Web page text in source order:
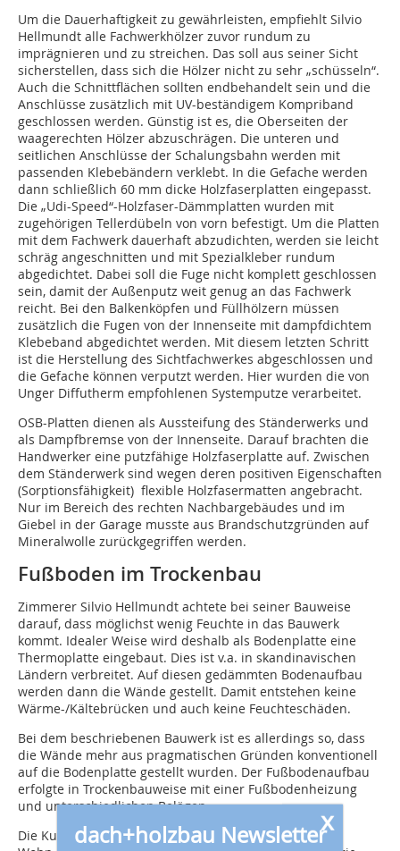
Um die Dauerhaftigkeit zu gewährleisten, empfiehlt Silvio
Hellmundt alle Fachwerkhölzer zuvor rundum zu
imprägnieren und zu streichen. Das soll aus seiner Sicht
sicherstellen, dass sich die Hölzer nicht zu sehr „schüsseln“.
Auch die Schnittflächen sollten endbehandelt sein und die
Anschlüsse zusätzlich mit UV-beständigem Kompriband
geschlossen werden. Günstig ist es, die Oberseiten der
waagerechten Hölzer abzuschrägen. Die unteren und
seitlichen Anschlüsse der Schalungsbahn werden mit
passenden Klebebändern verklebt. In die Gefache werden
dann schließlich 60 mm dicke Holzfaserplatten eingepasst.
Die „Udi-Speed“-Holzfaser-Dämmplatten wurden mit
zugehörigen Tellerdübeln von vorn befestigt. Um die Platten
mit dem Fachwerk dauerhaft abzudichten, werden sie leicht
schräg angeschnitten und mit Spezialkleber rundum
abgedichtet. Dabei soll die Fuge nicht komplett geschlossen
sein, damit der Außenputz weit genug an das Fachwerk
reicht. Bei den Balkenköpfen und Füllhölzern müssen
zusätzlich die Fugen von der Innenseite mit dampfdichtem
Klebeband abgedichtet werden. Mit diesem letzten Schritt
ist die Herstellung des Sichtfachwerkes abgeschlossen und
die Gefache können verputzt werden. Hier wurden die von
Unger Diffutherm empfohlenen Systemputze verarbeitet.
OSB-Platten dienen als Aussteifung des Ständerwerks und
als Dampfbremse von der Innenseite. Darauf brachten die
Handwerker eine putzfähige Holzfaserplatte auf. Zwischen
dem Ständerwerk sind wegen deren positiven Eigenschaften
(Sorptionsfähigkeit) flexible Holzfasermatten angebracht.
Nur im Bereich des rechten Nachbargebäudes und im
Giebel in der Garage musste aus Brandschutzgründen auf
Mineralwolle zurückgegriffen werden.
Fußboden im Trockenbau
Zimmerer Silvio Hellmundt achtete bei seiner Bauweise
darauf, dass möglichst wenig Feuchte in das Bauwerk
kommt. Idealer Weise wird deshalb als Bodenplatte eine
Thermoplatte eingebaut. Dies ist v.a. in skandinavischen
Ländern verbreitet. Auf diesen gedämmten Bodenaufbau
werden dann die Wände gestellt. Damit entstehen keine
Wärme-/Kältebrücken und auch keine Feuchteschäden.
Bei dem beschriebenen Bauwerk ist es allerdings so, dass
die Wände mehr aus pragmatischen Gründen konventionell
auf die Bodenplatte gestellt wurden. Der Fußbodenaufbau
erfolgte in Trockenbauweise mit einer Fußbodenheizung
und unterschiedlichen Belägen.
Die Kundschaft entschied sich für rustikale Fliesen im
x
dach+holzbau Newsletter